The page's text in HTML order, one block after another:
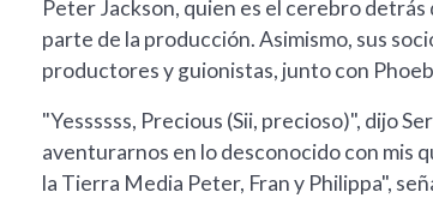
Peter Jackson, quien es el cerebro
parte de la producción. Asimismo, sus
productores y guionistas, junto con
"Yessssss, Precious (Sii, precioso)", dijo
aventurarnos en lo desconocido con mis
la Tierra Media Peter, Fran y Philippa",